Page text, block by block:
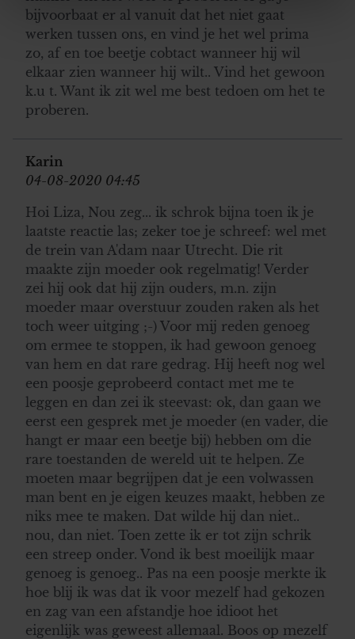
We gebruiken cookies om content en advertenties te
personaliseren, om functies voor social media te bieden
en om ons websiteverkeer te analyseren. Ook delen we
informatie over uw gebruik van onze site met onze
partners voor social media, adverteren en analyse. Deze
partners kunnen deze gegevens combineren met andere
gaat akkoord met onze cookies als u onze website blijft
gebruiken.
bijvoorbaat er al vanuit dat het niet gaat
werken tussen ons, en vind je het wel prima
zo, af en toe beetje cobtact wanneer hij wil
elkaar zien wanneer hij wilt.. Vind het gewoon
k.u t. Want ik zit wel me best tedoen om het te
proberen.
Karin
04-08-2020 04:45
Hoi Liza, Nou zeg... ik schrok bijna toen ik je
laatste reactie las; zeker toe je schreef: wel met
de trein van A'dam naar Utrecht. Die rit
maakte zijn moeder ook regelmatig! Verder
zei hij ook dat hij zijn ouders, m.n. zijn
moeder maar overstuur zouden raken als het
toch weer uitging ;-) Voor mij reden genoeg
om ermee te stoppen, ik had gewoon genoeg
van hem en dat rare gedrag. Hij heeft nog wel
een poosje geprobeerd contact met me te
leggen en dan zei ik steevast: ok, dan gaan we
eerst een gesprek met je moeder (en vader, die
hangt er maar een beetje bij) hebben om die
rare toestanden de wereld uit te helpen. Ze
moeten maar begrijpen dat je een volwassen
man bent en je eigen keuzes maakt, hebben ze
niks mee te maken. Dat wilde hij dan niet..
nou, dan niet. Toen zette ik er tot zijn schrik
een streep onder. Vond ik best moeilijk maar
genoeg is genoeg.. Pas na een poosje merkte ik
hoe blij ik was dat ik voor mezelf had gekozen
en zag van een afstandje hoe idioot het
eigenlijk was geweest allemaal. Boos op mezelf